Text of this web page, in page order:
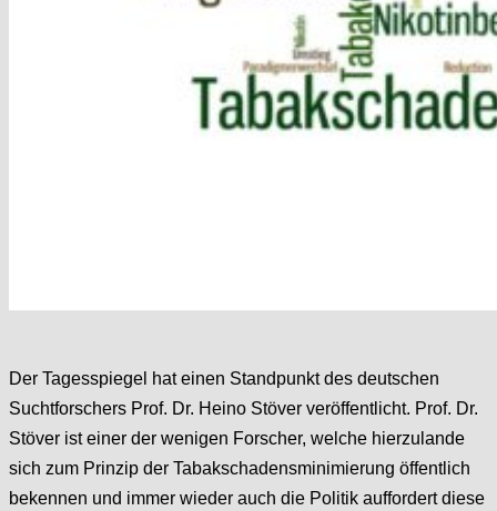
Der Tagesspiegel hat einen Standpunkt des deutschen
Suchtforschers Prof. Dr. Heino Stöver veröffentlicht. Prof. Dr.
Stöver ist einer der wenigen Forscher, welche hierzulande
sich zum Prinzip der Tabakschadensminimierung öffentlich
bekennen und immer wieder auch die Politik auffordert diese